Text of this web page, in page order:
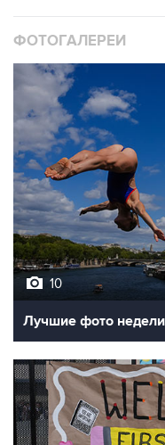
ФОТОГАЛЕРЕИ
10
Лучшие фото недели